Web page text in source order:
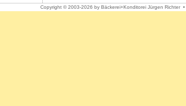
Copyright © 2003-2026 by Bäckerei+Konditorei Jürgen Richter •